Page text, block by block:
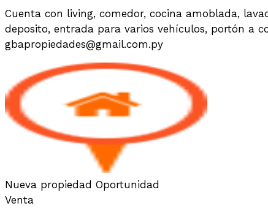
Cuenta con living, comedor, cocina amoblada,
deposito, entrada para varios vehículos, portón a
gbapropiedades@gmail.com.py
Nueva propiedad Oportunidad
Venta